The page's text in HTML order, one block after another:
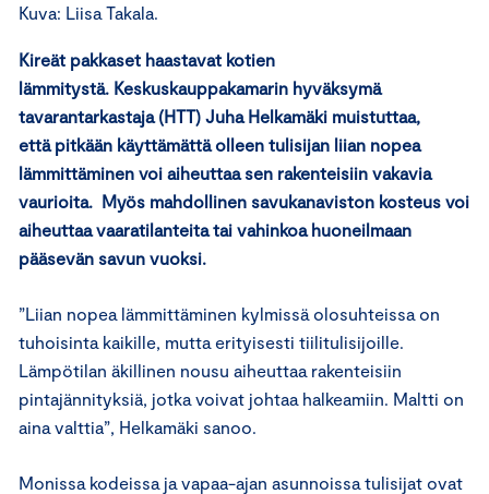
Kuva: Liisa Takala.
Kireät pakkaset haastavat kotien
lämmitystä. Keskuskauppakamarin hyväksymä
tavarantarkastaja (HTT) Juha Helkamäki muistuttaa,
että pitkään käyttämättä olleen tulisijan liian nopea
lämmittäminen voi aiheuttaa sen rakenteisiin vakavia
vaurioita. Myös mahdollinen savukanaviston kosteus voi
aiheuttaa vaaratilanteita tai vahinkoa huoneilmaan
pääsevän savun vuoksi.
”Liian nopea lämmittäminen kylmissä olosuhteissa on
tuhoisinta kaikille, mutta erityisesti tiilitulisijoille.
Lämpötilan äkillinen nousu aiheuttaa rakenteisiin
pintajännityksiä, jotka voivat johtaa halkeamiin. Maltti on
aina valttia”, Helkamäki sanoo.
Monissa kodeissa ja vapaa-ajan asunnoissa tulisijat ovat